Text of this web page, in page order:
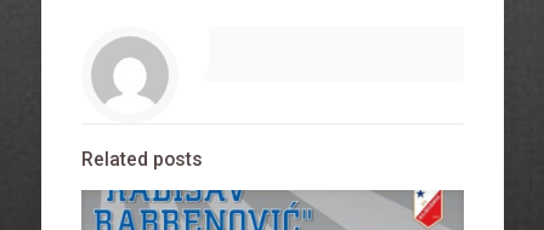
Related posts